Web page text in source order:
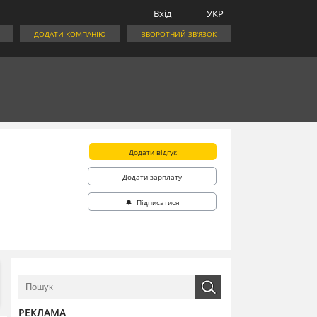
УКР
Вхід
ЗВОРОТНИЙ ЗВ'ЯЗОК
ДОДАТИ КОМПАНІЮ
Додати відгук
Додати зарплату
🔔 Підписатися
РЕКЛАМА